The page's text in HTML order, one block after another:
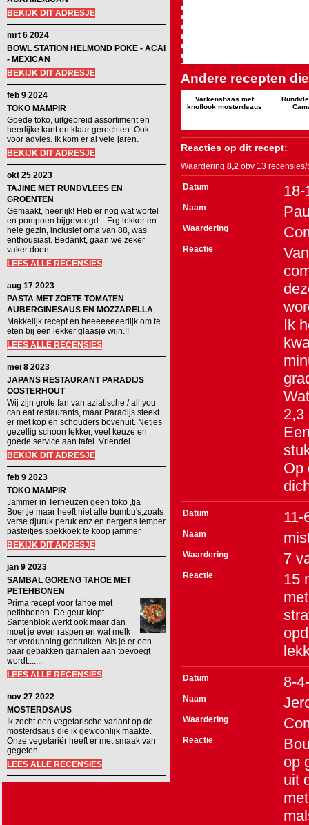
BEKIJK DIT ADRESJE
mrt 6 2024
BOWL STATION HELMOND POKE - ACAI
- MEXICAN
BEKIJK DIT ADRESJE
feb 9 2024
TOKO MAMPIR
Goede toko, uitgebreid assortiment en
heerlijke kant en klaar gerechten. Ook
voor advies. Ik kom er al vele jaren.
BEKIJK DIT ADRESJE
okt 25 2023
TAJINE MET RUNDVLEES EN
GROENTEN
Gemaakt, heerlijk! Heb er nog wat wortel
en pompoen bijgevoegd... Erg lekker en
hele gezin, inclusief oma van 88, was
enthousiast. Bedankt, gaan we zeker
vaker doen..
LEES ALLE RECENSIES
aug 17 2023
PASTA MET ZOETE TOMATEN
AUBERGINESAUS EN MOZZARELLA
Makkelijk recept en heeeeeeeerlijk om te
eten bij een lekker glaasje wijn.!!
LEES ALLE RECENSIES
mei 8 2023
JAPANS RESTAURANT PARADIJS
OOSTERHOUT
Wij zijn grote fan van aziatische / all you
can eat restaurants, maar Paradijs steekt
er met kop en schouders bovenuit. Netjes
gezellig schoon lekker, veel keuze en
goede service aan tafel. Vriendel.......
BEKIJK DIT ADRESJE
feb 9 2023
TOKO MAMPIR
Jammer in Terneuzen geen toko ,tja
Boertje maar heeft niet alle bumbu's,zoals
verse djuruk peruk enz en nergens lemper
pasteitjes spekkoek te koop jammer
BEKIJK DIT ADRESJE
jan 9 2023
SAMBAL GORENG TAHOE MET
PETEHBONEN
Prima recept voor tahoe met
petihbonen. De geur klopt.
Santenblok werkt ook maar dan
moet je even raspen en wat melk
ter verdunning gebruiken. Als je er een
paar gebakken garnalen aan toevoegt
wordt.......
LEES ALLE RECENSIES
nov 27 2022
MOSTERDSAUS
Ik zocht een vegetarische variant op de
mosterdsaus die ik gewoonlijk maakte.
Onze vegetariër heeft er met smaak van
gegeten.
LEES ALLE RECENSIES
Andere recepten
Varkenshaas met
knoflook mosterdsaus
Reacties op dit recept:
Waardering 8,2 obv 13
Datum 18-
Naam
Waardering
Reactie
Ik
2,3
Op
Datum 11-
Naam
Waardering 7
Reactie
15
Datum 8-
Naam
Waardering
Reactie
op
uit